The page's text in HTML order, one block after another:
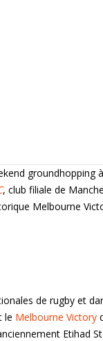
groundhopping à
, club filiale de
Melbourne
de rugby et
le Melbourne Victory
Etihad